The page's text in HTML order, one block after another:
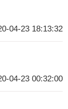
04-23 18:13:32
04-23 00:32:00